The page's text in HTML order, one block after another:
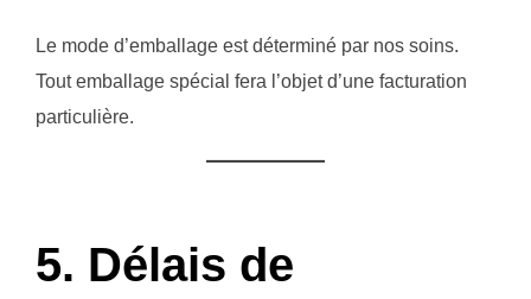
Le mode d’emballage est déterminé par nos soins.
Tout emballage spécial fera l’objet d’une facturation
particulière.
5. Délais de